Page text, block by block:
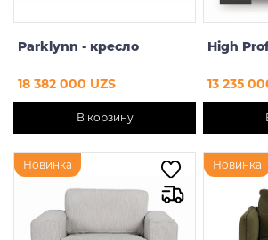
Parklynn - кресло
18 382 000 UZS
В корзину
High
13 235
Новинка Новинка